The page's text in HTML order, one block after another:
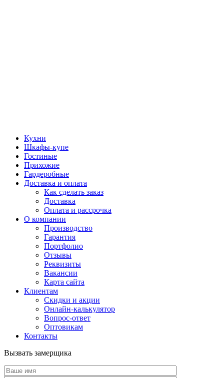
Кухни
Шкафы-купе
Гостиные
Прихожие
Гардеробные
Доставка и оплата
Как сделать заказ
Доставка
Оплата и рассрочка
О компании
Производство
Гарантия
Портфолио
Отзывы
Реквизиты
Вакансии
Карта сайта
Клиентам
Скидки и акции
Онлайн-калькулятор
Вопрос-ответ
Оптовикам
Контакты
Вызвать замерщика